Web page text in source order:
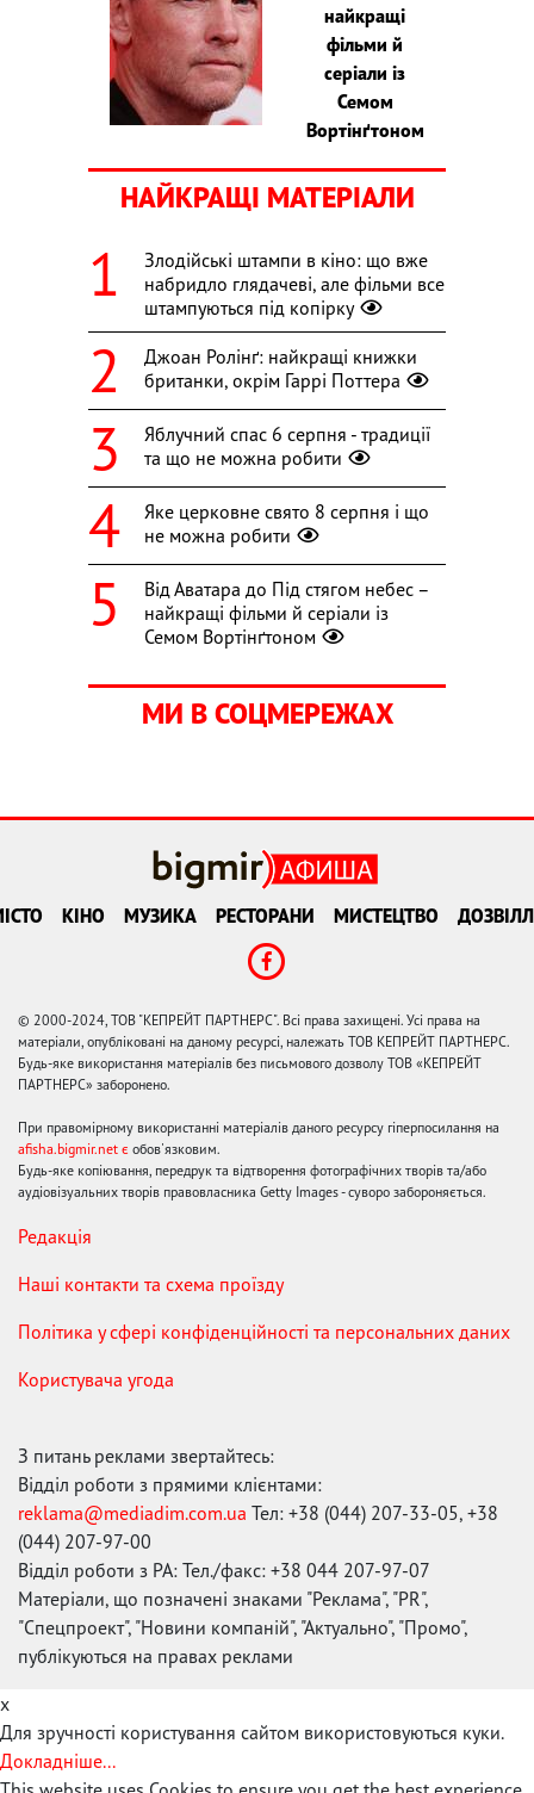
найкращі
фільми й
серіали із
Семом
Вортінґтоном
НАЙКРАЩІ МАТЕРІАЛИ
Злодійські штампи в кіно: що вже
набридло глядачеві, але фільми все
штампуються під копірку
Джоан Ролінґ: найкращі книжки
британки, окрім Гаррі Поттера
Яблучний спас 6 серпня - традиції
та що не можна робити
Яке церковне свято 8 серпня і що
не можна робити
Від Аватара до Під стягом небес –
найкращі фільми й серіали із
Семом Вортінґтоном
МИ В СОЦМЕРЕЖАХ
КІНО МУЗИКА РЕСТОРАНИ МИСТЕЦТВО
© 2000-2024, ТОВ "КЕПРЕЙТ ПАРТНЕРС". Всі права захищені. Усі права на
матеріали, опубліковані на даному ресурсі, належать ТОВ КЕПРЕЙТ ПАРТНЕРС.
Будь-яке використання матеріалів без письмового дозволу ТОВ «КЕПРЕЙТ
ПАРТНЕРС» заборонено.
При правомірному використанні матеріалів даного ресурсу гіперпосилання на
afisha.bigmir.net є обов'язковим.
Будь-яке копіювання, передрук та відтворення фотографічних творів та/або
аудіовізуальних творів правовласника Getty Images - суворо забороняється.
Редакція
Наші контакти та схема проїзду
Політика у сфері конфіденційності та персональних даних
Користувача угода
З питань реклами звертайтесь:
Відділ роботи з прямими клієнтами:
reklama@mediadim.com.ua Тел: +38 (044) 207-33-05, +38
(044) 207-97-00
Відділ роботи з РА: Тел./факс: +38 044 207-97-07
Матеріали, що позначені знаками "Реклама", "PR",
"Спецпроект", "Новини компаній", "Актуально", "Промо",
публікуються на правах реклами
x
Для зручності користування сайтом використовуються куки.
Докладніше...